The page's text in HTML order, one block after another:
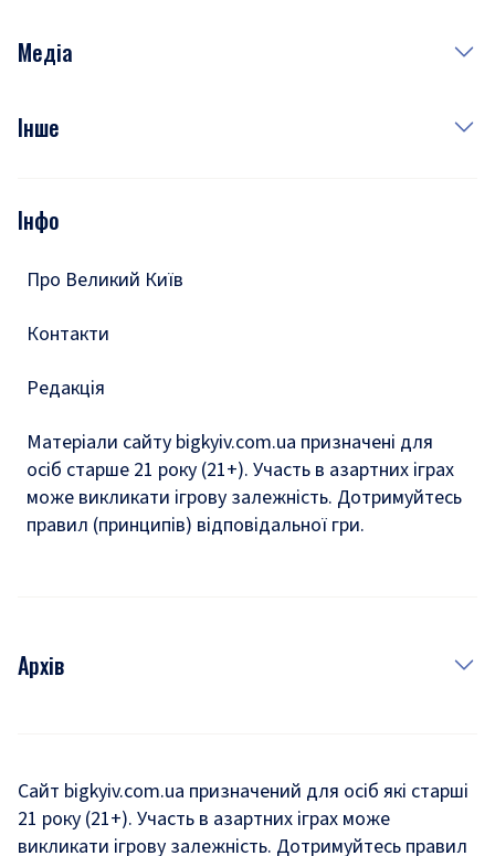
Рецепти
Медіа
Фото
Подкасти
Інше
Тести
Інфо
Про Великий Київ
Контакти
Редакція
Матеріали сайту bigkyiv.com.ua призначені для
осіб старше 21 року (21+). Участь в азартних іграх
може викликати ігрову залежність. Дотримуйтесь
правил (принципів) відповідальної гри.
Архів
Комуналка
Сайт bigkyiv.com.ua призначений для осіб які старші
21 року (21+). Участь в азартних іграх може
викликати ігрову залежність. Дотримуйтесь правил